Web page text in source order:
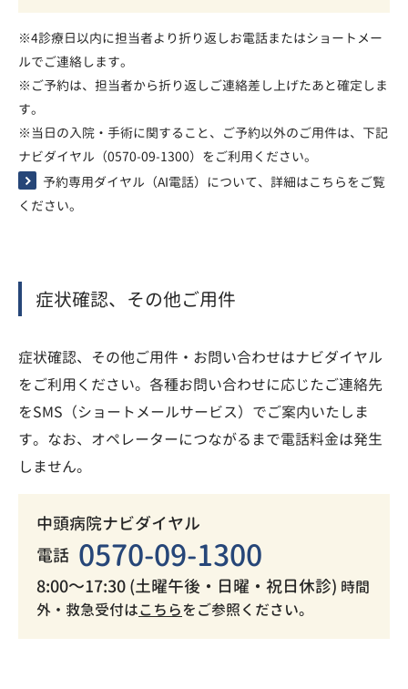
※4診療日以内に担当者より折り返しお電話またはショートメー
ルでご連絡します。
※ご予約は、担当者から折り返しご連絡差し上げたあと確定しま
す。
※当日の入院・手術に関すること、ご予約以外のご用件は、 下記
ナビダイヤル（0570-09-1300） をご利用ください。
予約専用ダイヤル（AI電話）について、詳細はこちらをご覧
ください。
症状確認、その他ご用件
症状確認、その他ご用件・お問い合わせはナビダイヤル
をご利用ください。各種お問い合わせに応じたご連絡先
をSMS（ショートメールサービス）でご案内いたしま
す。なお、オペレーターにつながるまで電話料金は発生
しません。
中頭病院ナビダイヤル
電話 0570-09-1300
8:00～17:30 (土曜午後・日曜・祝日休診) 時間
外・救急受付はこちらをご参照ください。